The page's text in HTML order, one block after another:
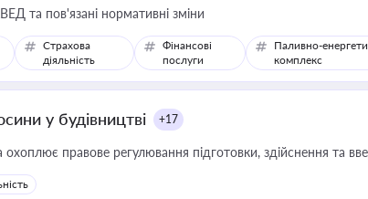
та пов'язані нормативні зміни
Страхова
діяльність
Фінансові
послуги
Паливно-
комплекс
у будівництві +17
охоплює правове регулювання підготовки, здійснення та